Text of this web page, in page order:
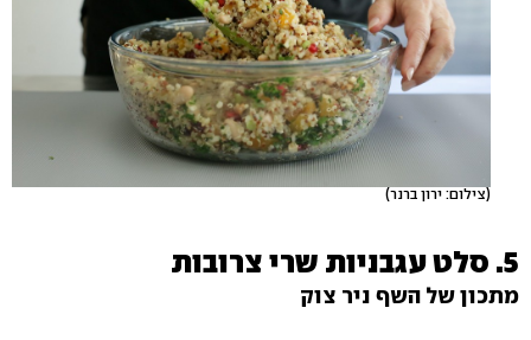
(צילום: ירון ברנר)
5. סלט עגבניות שרי צרובות
מתכון של השף ניר צוק